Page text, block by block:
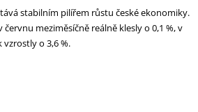
stabilním pilířem růstu české ekonomiky.
meziměsíčně reálně klesly o 0,1 %, v
o 3,6 %.